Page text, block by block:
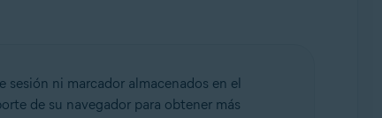
ni marcador almacenados en el
de su navegador para obtener más